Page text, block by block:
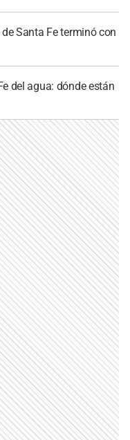
Santa Fe terminó con
del agua: dónde están